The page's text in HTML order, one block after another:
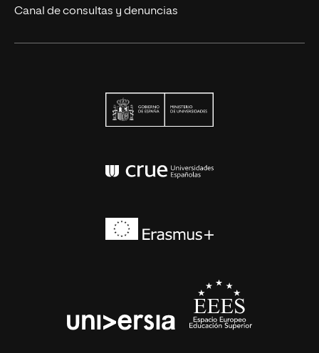
Canal de consultas y denuncias